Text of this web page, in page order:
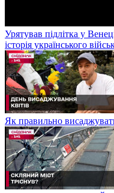
Урятував підлітка у
історія українського
Як правильно